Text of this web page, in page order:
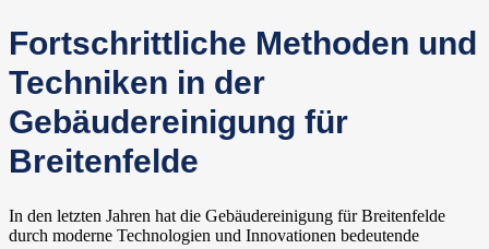
Fortschrittliche Methoden und
Techniken in der
Gebäudereinigung für
Breitenfelde
In den letzten Jahren hat die Gebäudereinigung für Breitenfelde
durch moderne Technologien und Innovationen bedeutende